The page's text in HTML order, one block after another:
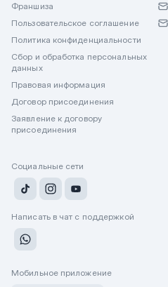
Франшиза
Пользовательское соглашение
Политика конфиденциальности
Сбор и обработка персональных
данных
Правовая информация
Договор присоединения
Заявление к договору
присоединения
Социальные сети
Написать в чат с поддержкой
Мобильное приложение